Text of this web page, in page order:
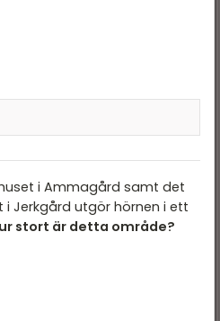
ligger bredvid en
skalan på bilden mäter vi
hittar siffran (4) som
är svarsalternativ B
i Ammagård samt det
Jerkgård utgör hörnen i ett
stort är detta område?